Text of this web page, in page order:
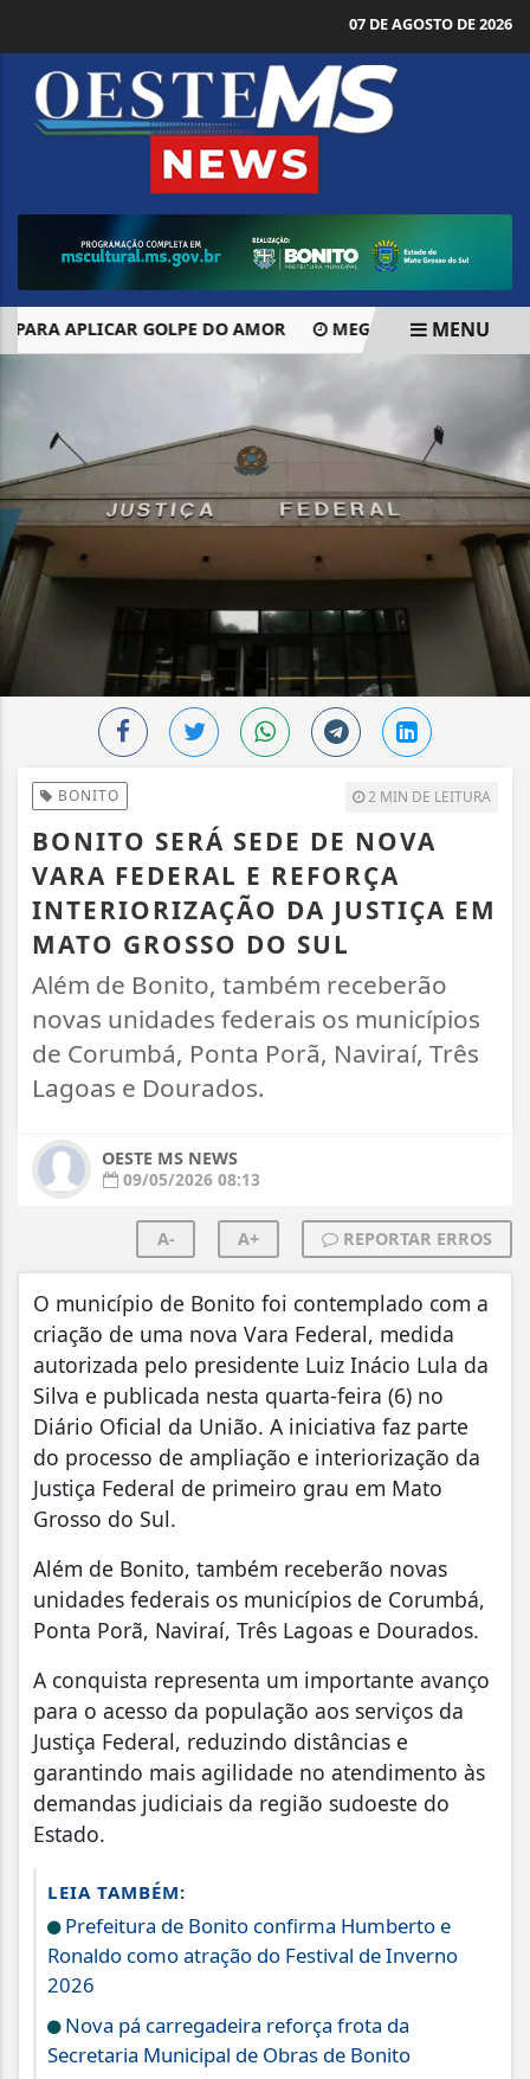
07 DE AGOSTO DE 2026
APLICAR GOLPE DO AMOR MEGA-SENA SORTEIA
MENU
BONITO 2 MIN DE LEITURA
BONITO SERÁ SEDE DE NOVA
VARA FEDERAL E REFORÇA
INTERIORIZAÇÃO DA JUSTIÇA EM
MATO GROSSO DO SUL
Além de Bonito, também receberão
novas unidades federais os municípios
de Corumbá, Ponta Porã, Naviraí, Três
Lagoas e Dourados.
OESTE MS NEWS
09/05/2026 08:13
A- A+ REPORTAR ERROS
O município de Bonito foi contemplado com a
criação de uma nova Vara Federal, medida
autorizada pelo presidente Luiz Inácio Lula da
Silva e publicada nesta quarta-feira (6) no
Diário Oficial da União. A iniciativa faz parte
do processo de ampliação e interiorização da
Justiça Federal de primeiro grau em Mato
Grosso do Sul.
Além de Bonito, também receberão novas
unidades federais os municípios de Corumbá,
Ponta Porã, Naviraí, Três Lagoas e Dourados.
A conquista representa um importante avanço
para o acesso da população aos serviços da
Justiça Federal, reduzindo distâncias e
garantindo mais agilidade no atendimento às
demandas judiciais da região sudoeste do
Estado.
LEIA TAMBÉM:
Prefeitura de Bonito confirma Humberto e
Ronaldo como atração do Festival de Inverno
2026
Nova pá carregadeira reforça frota da
Secretaria Municipal de Obras de Bonito